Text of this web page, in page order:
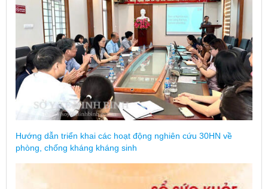
Hướng dẫn triển khai các hoạt động nghiên cứu 30HN về
phòng, chống kháng kháng sinh